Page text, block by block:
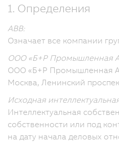
1. Определения
ABB:
Означает все компании
ООО «Б+Р Промышленная
ООО «Б+Р Промышленная
Москва, Ленинский
Исходная
Интеллектуальная
собственности или под
на дату начала деловых